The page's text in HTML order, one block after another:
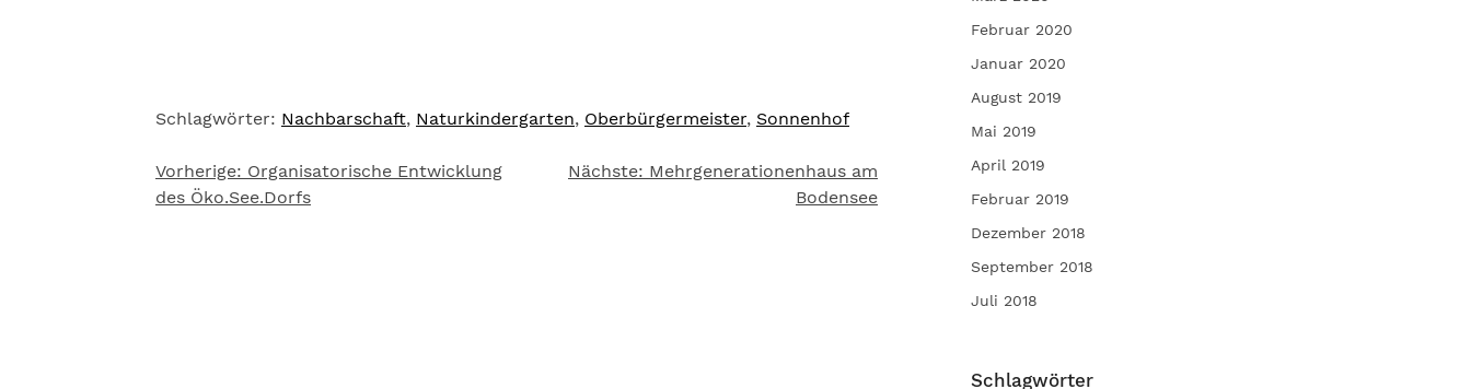
Schlagwörter: Nachbarschaft, Naturkindergarten, Oberbürgermeister, Sonnenhof
Beitragsnavigation
Vorherige: Organisatorische Entwicklung
des Öko.See.Dorfs
Nächste: Mehrgenerationenhaus am
Bodensee
Februar 2020
Januar 2020
August 2019
Mai 2019
April 2019
Februar 2019
Dezember 2018
September 2018
Juli 2018
Schlagwörter